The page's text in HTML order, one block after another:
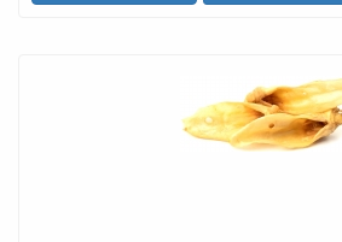
belangrijke vitamines en mineralen, zoals
Vitamine B12 is essentieel voor de
en een goede hersenfunctie, terwijl ijzer